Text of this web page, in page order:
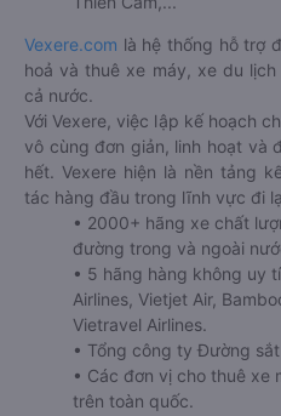
Vexere.com là hệ thống hỗ trợ
hoả và thuê xe máy, xe du
cả nước.
Với Vexere, việc lập kế hoạch
vô cùng đơn giản, linh hoạt và
hết. Vexere hiện là nền tảng
tác hàng đầu trong lĩnh vực đi
• 2000+ hãng xe chất
đường trong và ngoài
• 5 hãng hàng không uy
Airlines, Vietjet Air,
Vietravel Airlines.
• Tổng công ty Đường
• Các đơn vị cho thuê xe
trên toàn quốc.